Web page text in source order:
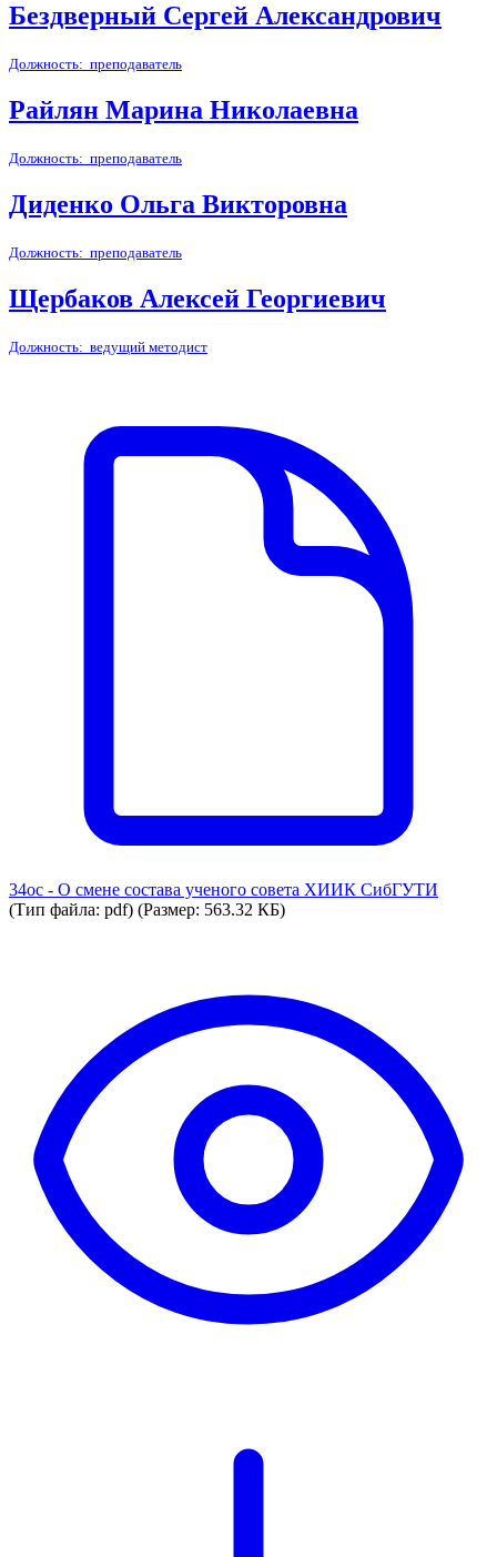
Бездверный Сергей Александрович
Должность: преподаватель
Райлян Марина Николаевна
Должность: преподаватель
Диденко Ольга Викторовна
Должность: преподаватель
Щербаков Алексей Георгиевич
Должность: ведущий методист
34ос - О смене состава ученого совета ХИИК СибГУТИ
(Тип файла: pdf) (Размер: 563.32 КБ)